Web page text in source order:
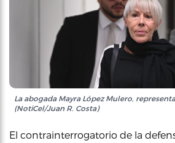
La abogada Mayra López Mulero,
(NotiCel/Juan R. Costa)
El contrainterrogatorio de la